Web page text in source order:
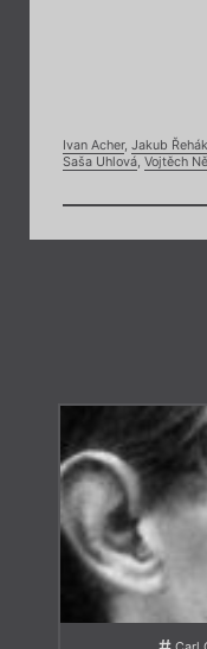
Ivan Acher, Jakub Řehák
Saša Uhlová, Vojtěch